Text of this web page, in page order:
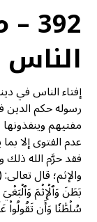
إفتاء الناس في
رسوله حكم الدين
مفتيهم
عدم الفتوى إلا
فقد حرَّم الله
والإثم؛ قال
بَطَنَ وَٱلۡإِثۡمَ
سُلۡطَٰنٗا وَأَن تَقُولُواْ